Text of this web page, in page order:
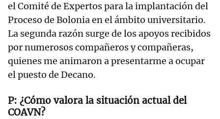
el Comité de Expertos para la implantación del
Proceso de Bolonia en el ámbito universitario.
La segunda razón surge de los apoyos recibidos
por numerosos compañeros y compañeras,
quienes me animaron a presentarme a ocupar
el puesto de Decano.
¿Cómo valora la situación actual del
COAVN?